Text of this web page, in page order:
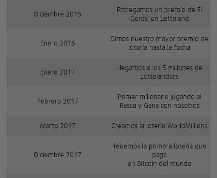
Diciembre 2015
Entregamos un premio de El
Gordo en Lottoland
Enero 2016
Dimos nuestro mayor premio de
lotería hasta la fecha
Enero 2017
Llegamos a los 5 millones de
Lottolanders
Febrero 2017
Primer millonario jugando al
Rasca y Gana con nosotros
Marzo 2017 Creamos la lotería WorldMillions
Diciembre 2017
Tenemos la primera lotería que
paga
en Bitcoin del mundo